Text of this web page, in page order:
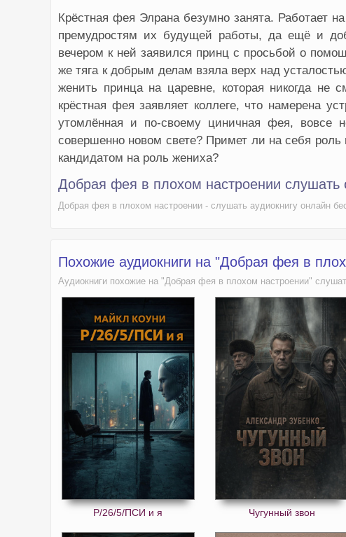
027
028
Крёстная фея Элрана безумно занята. Работает
премудростям их будущей работы, да ещё и
вечером к ней заявился принц с просьбой о
же тяга к добрым делам взяла верх над
женить принца на царевне, которая никогда не
крёстная фея заявляет коллеге, что намерена
утомлённая и по-своему циничная фея,
совершенно новом свете? Примет ли на себя
кандидатом на роль жениха?
Добрая фея в плохом настроении слушать
Добрая фея в плохом настроении - слушать аудиокнигу онлайн
Похожие аудиокниги на "Добрая фея в
Аудиокниги похожие на "Добрая фея в плохом настроении"
Р/26/5/ПСИ и я Чугунный звон